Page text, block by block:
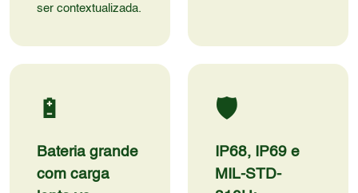
ser contextualizada.
🔋
Bateria grande
com carga
🛡️
IP68, IP69 e
MIL-STD-